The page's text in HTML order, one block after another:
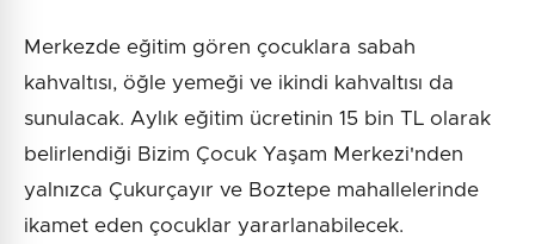
Merkezde eğitim gören çocuklara sabah
kahvaltısı, öğle yemeği ve ikindi kahvaltısı da
sunulacak. Aylık eğitim ücretinin 15 bin TL olarak
belirlendiği Bizim Çocuk Yaşam Merkezi'nden
yalnızca Çukurçayır ve Boztepe mahallelerinde
ikamet eden çocuklar yararlanabilecek.